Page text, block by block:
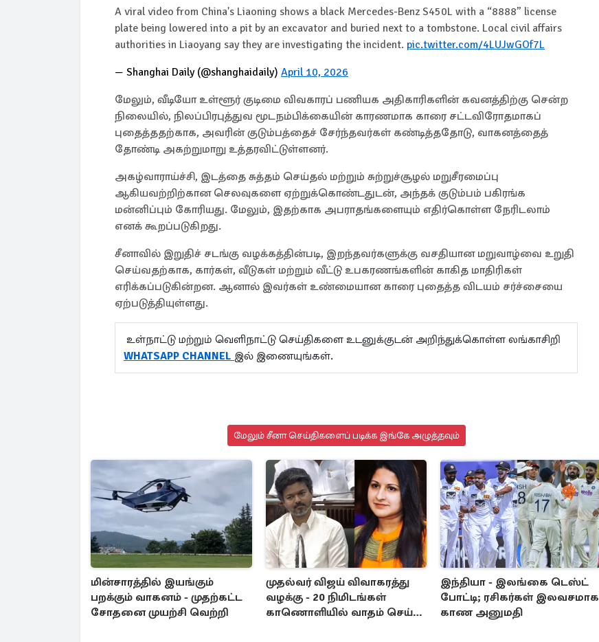
A viral video from China's Liaoning shows a black Mercedes-Benz S450L with a “8888” license
plate being lowered into a pit by an excavator and buried next to a tombstone. Local civil affairs
authorities in Liaoyang say they are investigating the incident. pic.twitter.com/4LUJwGOf7L
— Shanghai Daily (@shanghaidaily) April 10, 2026
மேலும், வீடியோ உள்ளூர் குடிமை விவகாரப் பணியக அதிகாரிகளின் கவனத்திற்கு சென்ற
நிலையில், நிலப்பிரபுத்துவ மூடநம்பிக்கையின் காரணமாக காரை சட்டவிரோதமாகப்
புதைத்ததற்காக, அவரின் குடும்பத்தைச் சேர்ந்தவர்கள் கண்டித்ததோடு, வாகனத்தைத்
தோண்டி அகற்றுமாறு உத்தரவிட்டுள்ளனர்.
அகழ்வாராய்ச்சி, இடத்தை சுத்தம் செய்தல் மற்றும் சுற்றுச்சூழல் மறுசீரமைப்பு
ஆகியவற்றிற்கான செலவுகளை ஏற்றுக்கொண்டதுடன், அந்தக் குடும்பம் பகிரங்க
மன்னிப்பும் கோரியது. மேலும், இதற்காக அபராதங்களையும் எதிர்கொள்ள நேரிடலாம்
எனக் கூறப்படுகிறது.
சீனாவில் இறுதிச் சடங்கு வழக்கத்தின்படி, இறந்தவர்களுக்கு வசதியான மறுவாழ்வை உறுதி
செய்வதற்காக, கார்கள், வீடுகள் மற்றும் வீட்டு உபகரணங்களின் காகித மாதிரிகள்
எரிக்கப்படுகின்றன. ஆனால் இவர்கள் உண்மையான காரை புதைத்த விடயம் சர்ச்சையை
ஏற்படுத்தியுள்ளது.
உள்நாட்டு மற்றும் வெளிநாட்டு செய்திகளை உடனுக்குடன் அறிந்துக்கொள்ள லங்காசிறி
WHATSAPP CHANNEL இல் இணையுங்கள்.
மேலும் சீனா செய்திகளைப் படிக்க இங்கே அழுத்தவும்
மின்சாரத்தில் இயங்கும்
பறக்கும் வாகனம் - முதற்கட்ட
சோதனை முயற்சி வெற்றி
முதல்வர் விஜய் விவாகரத்து
வழக்கு - 20 நிமிடங்கள்
காணொளியில் வாதம் செய்த
இந்தியா - இலங்கை டெஸ்ட்
போட்டி; ரசிகர்கள் இலவசமாக
காண அனுமதி